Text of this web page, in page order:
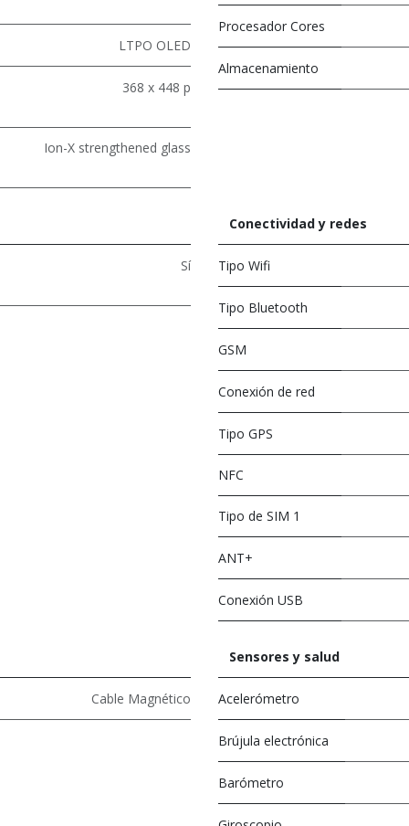
LTPO OLED
368 x 448 p
Ion-X strengthened glass
Procesador Cores
Almacenamiento
Sí
Conectividad y redes
Tipo Wifi
Tipo Bluetooth
GSM
Conexión de red
Tipo GPS
NFC
Tipo de SIM 1
ANT+
Conexión USB
Cable Magnético
Sensores y salud
Acelerómetro
Brújula electrónica
Barómetro